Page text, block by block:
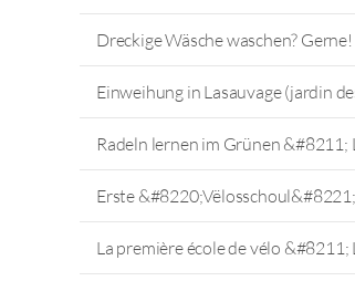
Dreckige Wäsche waschen?
Einweihung in Lasauvage (jardin
Radeln lernen im Grünen
Erste
La première école de vélo